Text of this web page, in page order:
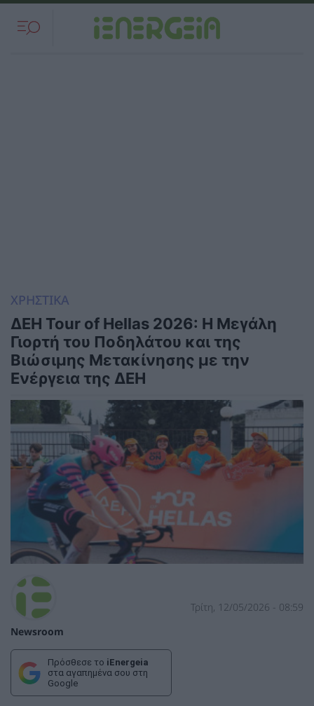
ΧΡΗΣΤΙΚΑ
ΔΕΗ Tour of Hellas 2026: Η Μεγάλη
Γιορτή του Ποδηλάτου και της
Βιώσιμης Μετακίνησης με την
Ενέργεια της ΔΕΗ
Newsroom
Τρίτη, 12/05/2026 - 08:59
Πρόσθεσε το iEnergeia
στα αγαπημένα σου στη
Google